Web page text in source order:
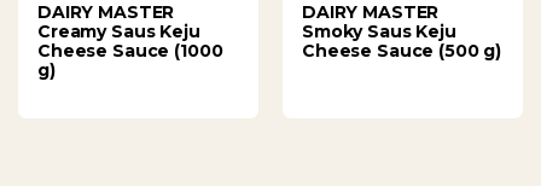
DAIRY MASTER
Creamy Saus Keju
Cheese Sauce (1000
g)
DAIRY MASTER
Smoky Saus Keju
Cheese Sauce (500 g)